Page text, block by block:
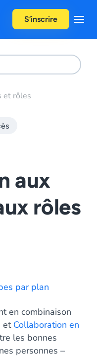
S’inscrire
et rôles
aux
rôles
par plan
en combinaison
et Collaboration en
les bonnes
personnes –